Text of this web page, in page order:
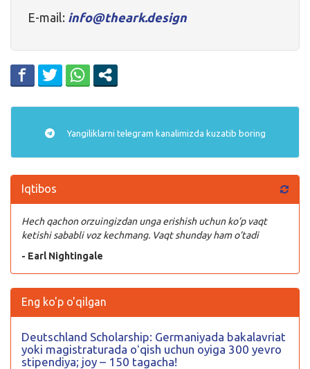
E-mail: info@theark.design
Yangiliklarni telegram kanalimizda kuzatib boring
Iqtibos
Hech qachon orzuingizdan unga erishish uchun ko’p vaqt
ketishi sababli voz kechmang. Vaqt shunday ham o’tadi
- Earl Nightingale
Eng ko'p o'qilgan
Deutschland Scholarship: Germaniyada bakalavriat
yoki magistraturada oʻqish uchun oyiga 300 yevro
stipendiya; joy – 150 tagacha!